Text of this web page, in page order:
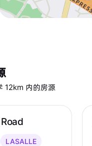
12km 内的房源
达
LASALLE